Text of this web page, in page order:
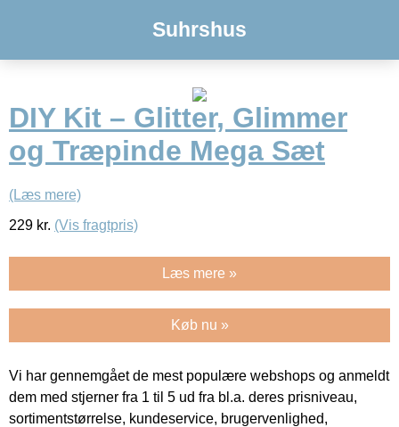
Suhrshus
DIY Kit – Glitter, Glimmer
og Træpinde Mega Sæt
(Læs mere)
229 kr. (Vis fragtpris)
Læs mere »
Køb nu »
Vi har gennemgået de mest populære webshops og anmeldt
dem med stjerner fra 1 til 5 ud fra bl.a. deres prisniveau,
sortimentstørrelse, kundeservice, brugervenlighed,